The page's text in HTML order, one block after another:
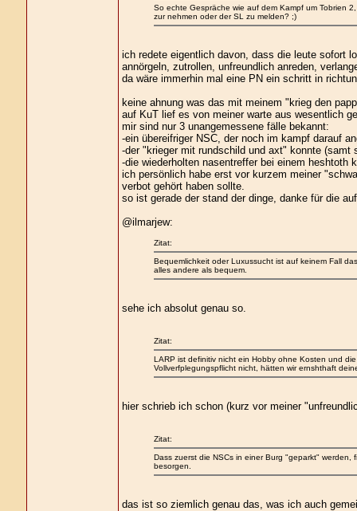
So echte Gespräche wie auf dem Kampf um Tobrien
zur nehmen oder der SL zu melden? ;)
ich redete eigentlich davon, dass die leute sofort
annörgeln, zutrollen, unfreundlich anreden,
da wäre immerhin mal eine PN ein schritt in
keine ahnung was das mit meinem "krieg den
auf KuT lief es von meiner warte aus wesentlich
mir sind nur 3 unangemessene fälle bekannt:
-ein übereifriger NSC, der noch im kampf darauf
-der "krieger mit rundschild und axt" konnte
-die wiederholten nasentreffer bei einem heshtoth
ich persönlich habe erst vor kurzem meiner
verbot gehört haben sollte.
so ist gerade der stand der dinge, danke für die
@ilmarjew:
Zitat:
Bequemlichkeit oder Luxussucht ist auf keinem Fall
alles andere als bequem.
sehe ich absolut genau so.
Zitat:
LARP ist definitiv nicht ein Hobby ohne Kosten und
Vollverfplegungspflicht nicht, hätten wir ernshthaft
hier schrieb ich schon (kurz vor meiner
Zitat:
Dass zuerst die NSCs in einer Burg "geparkt"
besorgen.
das ist so ziemlich genau das, was ich auch